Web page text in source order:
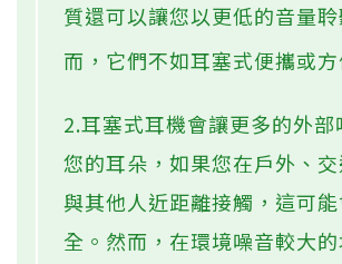
質還可以讓您以更低的音量
而，它們不如耳塞式便攜或方
2.耳塞式耳機會讓更多的外部
您的耳朵，如果您在戶外、
與其他人近距離接觸，這可
全。然而，在環境噪音較大